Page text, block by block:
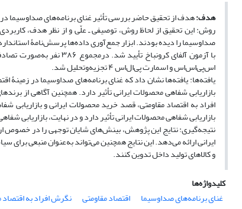
هدف:هدف از تحقیق حاضر بررسی تأثیر غنای برنامه‌های صداوسیما
صداوسیما را دیده بودند. ابزار جمع‌آوری داده‌ها پرسش‌نامۀ
با آزمون آلفای
اس‌پی‌اس‌اس و اسمارت پی‌ال‌اس ۴ تجزیه‌وتحلیل شد.
یافته‌ها: یافته‌ها نشان داد که غنای برنامه‌های صداوسیما در زمینۀ
بازاریابی شفاهی محصولات ایرانی تأثیر دارد. همچنین آگاهی از
افراد به اقتصاد مقاومتی، قصد خرید محصولات ایرانی و بازاریابی
بازاریابی‌ شفاهی محصولات ایرانی تأثیر دارد و در نهایت، بازاریابی
نتیجه‌گیری: نتایج این پژوهش، بینش‌های شایان توجهی را در خصوص
ایرانی ارائه می‌دهد. این نتایج همچنین می‌تواند به‌عنوان منبعی برای
و کالاهای تولید داخل تدوین کنند.
کلیدواژه‌ها
غنای برنامه‌های صداوسیما
اقتصاد مقاومتی نگرش افراد به اقتصاد